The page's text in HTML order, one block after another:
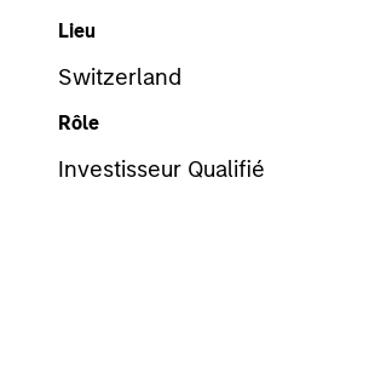
Lieu
Switzerland
Rôle
Investisseur Qualifié